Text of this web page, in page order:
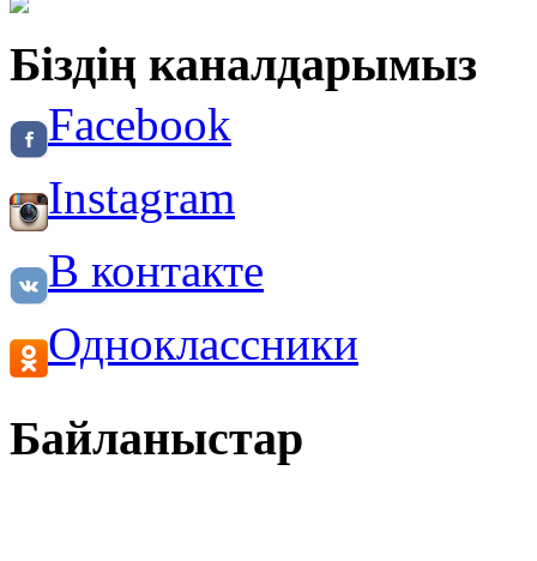
Біздің каналдарымыз
Facebook
Instagram
В контакте
Одноклассники
Байланыстар